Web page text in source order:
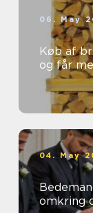
06. May
Køb af
og får
04. May
Bedemand
omkring